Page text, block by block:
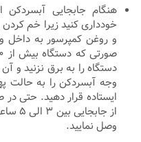
خودداری کنید زیرا خم
و روغن کمپرسور به داخل
دستگاه را به برق نزنید و
وجه آبسردکن را به حالت
ایستاده قرار دهید. حتی
از
وصل نمایید.